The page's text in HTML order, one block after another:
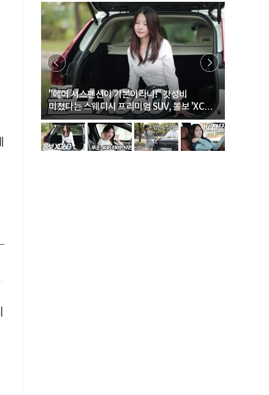
여성·
"에어 서스펜션이 기본이라니!" 갓성비
미쳤다는 스웨디시 프리미엄 SUV, 볼보 'XC60
B5 울트라'